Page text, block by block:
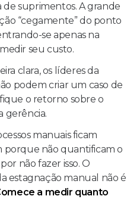
de suprimentos. A grande
“cegamente” do ponto
se apenas na
seu custo.
clara, os líderes da
podem criar um caso de
o retorno sobre o
gerência.
manuais ficam
porque não quantificam o
não fazer isso. O
estagnação manual não é
a medir quanto